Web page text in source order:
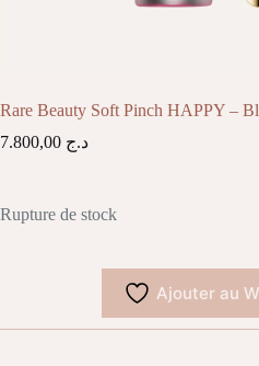
Rare Beauty Soft Pinch HAPPY –
د.ج
Rupture de stock
Ajouter au